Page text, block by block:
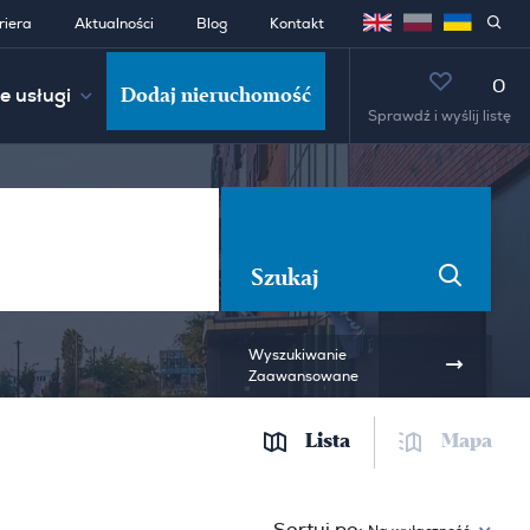
Aktualności Blog Kontakt
usługi Dodaj nieruchomość 0
Sprawdź i wyślij listę
Szukaj
Wyszukiwanie
Zaawansowane
Lista Mapa